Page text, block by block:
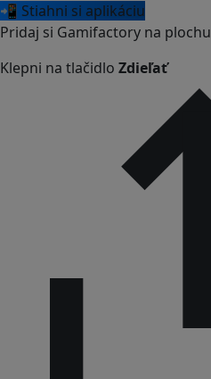
📲 Stiahni si aplikáciu
Pridaj si Gamifactory na plochu
Klepni na tlačidlo Zdieľať